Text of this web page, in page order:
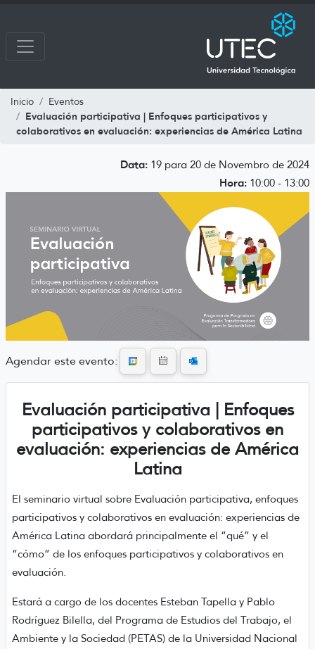
Inicio Eventos
Evaluación participativa | Enfoques participativos y
colaborativos en evaluación: experiencias de América Latina
Data: 19 para 20 de Novembro de 2024
Hora: 10:00 - 13:00
Agendar este evento:
Evaluación participativa | Enfoques
participativos y colaborativos en
evaluación: experiencias de América
Latina
El seminario virtual sobre Evaluación participativa, enfoques
participativos y colaborativos en evaluación: experiencias de
América Latina abordará principalmente el “qué” y el
“cómo” de los enfoques participativos y colaborativos en
evaluación.
Estará a cargo de los docentes Esteban Tapella y Pablo
Rodríguez Bilella, del Programa de Estudios del Trabajo, el
Ambiente y la Sociedad (PETAS) de la Universidad Nacional